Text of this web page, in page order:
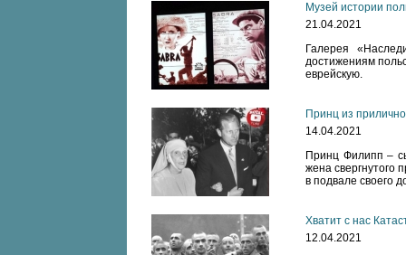
Музей истории
21.04.2021
Галерея
достижениям
еврейскую.
Принц из
14.04.2021
Принц Филипп –
жена свергнутого
в подвале своего
Хватит с нас
12.04.2021